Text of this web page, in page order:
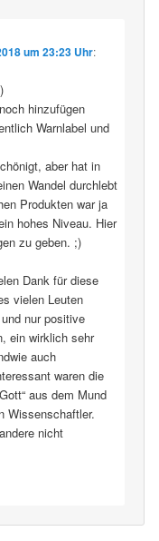
um 23:23 Uhr:
hinzufügen
Warnlabel und
aber hat in
Wandel durchlebt
Produkten war ja
hohes Niveau. Hier
zu geben. ;)
Dank für diese
vielen Leuten
nur positive
ein wirklich sehr
auch
waren die
aus dem Mund
Wissenschaftler.
nicht